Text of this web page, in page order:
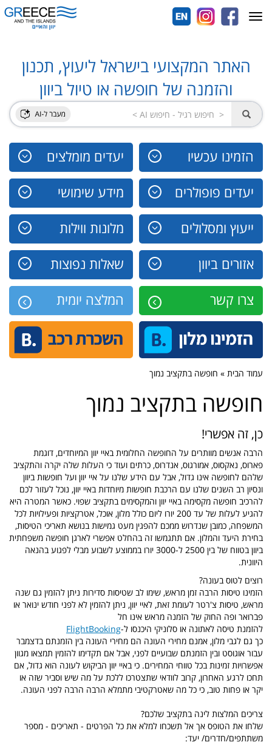
האתר המקצועי בישראל ליעוץ, תכנון
והזמנה של חופשה או טיול ביוון
הזמינו עכשיו יעדים מומלצים
יעדים פופולרים מידע שימושי
ייעוץ ומסלולים מלונות ווילות
אזורים ביוון שאלות נפוצות
צרו קשר המלצה יומית
Toggle
navigation
עמוד הבית » חופשה בתקציב נמוך
חופשה בתקציב נמוך
כן, זה אפשרי!
הרבה אנשים מוותרים על החופשה החלומית באיי יוון המיוחדים, דוגמת
פארוס, נאקסוס, אמורגוס, אנדרוס, כרתים ועוד כי העלות שלה יקרה והתקציב
שלהם לחופשה אינו גדול, אבל עם הידע שלנו על איי יוון ועל חופשות ביוון
ונסיון רב השנים שלנו עם הרכבת חופשות מיוחדות באיי יוון, נוכל לעזור לכם
להרכיב חופשה מקסימה באיי יוון והמקסימים בתקציב שפוי. כאשר המטרה היא
להגיע לעלות של עד 200 יורו ליום כולל מלון, אוכל, אטרקציות ופעילויות לכל
המשפחה, כמובן שנדרוש ממכם להפגין מעט גמישות בנושא תאריכי הטיסות,
בחירת היעד והמלון. אם תתגמשו זה בהחלט אפשרי לארגן חופשה משפחתית
ביוון בטווח של בין 2500 ל-3000 יורו בממוצע לשבוע מבלי לפגוע בהנאה
היוונית.
רוצים לטוס בעונה?
הזמינו טיסות הרבה זמן מראש, שימו לב שטיסות סדירות ניתן להזמין גם שנה
מראש, טיסות צ'רטר לעומת זאת, לאיי יוון, ניתן להזמין לא לפני חודש ינואר או
פברואר ופה החוק של הזמנה מראש אינו חל
להזמנת טיסה לאתונה או סלוניקי היכנסו ל-FlightBooking
כך גם לגבי מלון, אמנם מחירי העונה הם מחירי העונה בין הזמנתם בדצמבר
עבור אוגוסט ובין הזמנתם שבועיים לפני, אבל אם תקדימו להזמין תמצאו מגוון
אפשרויות זמינות בכל טווחי המחירים. כי באיי יוון הביקוש לעונה הוא גדול, אם
תחכו לרגע האחרון, קרוב לוודאי שתצטרכו ללכת על מה שיש וסביר שזה או
יקר או פחות טוב, כי כל מה שאטרקטיבי מתמלא הרבה הרבה לפני העונה.
צריכים המלצות לינה בתקציב שלכם?
שלחו את הטופס אך אל תשכחו למלא את כל הפרטים - תאריכים - מספר
משתתפים/חדרים/ יעד: